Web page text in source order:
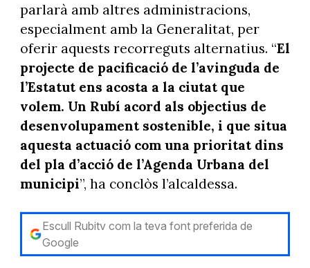
parlarà amb altres administracions,
especialment amb la Generalitat, per
oferir aquests recorreguts alternatius. “El
projecte de pacificació de l’avinguda de
l’Estatut ens acosta a la ciutat que
volem. Un Rubí acord als objectius de
desenvolupament sostenible, i que situa
aquesta actuació com una prioritat dins
del pla d’acció de l’Agenda Urbana del
municipi”, ha conclòs l’alcaldessa.
Escull Rubitv com la teva font preferida de
Google